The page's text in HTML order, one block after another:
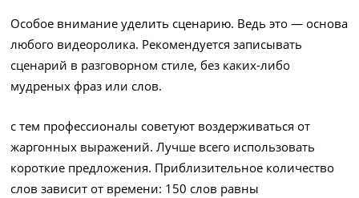
Особое внимание уделить сценарию. Ведь это — основа
любого видеоролика. Рекомендуется записывать
сценарий в разговорном стиле, без каких-либо
мудреных фраз или слов.
с тем профессионалы советуют воздерживаться от
жаргонных выражений. Лучше всего использовать
короткие предложения. Приблизительное количество
слов зависит от времени: 150 слов равны